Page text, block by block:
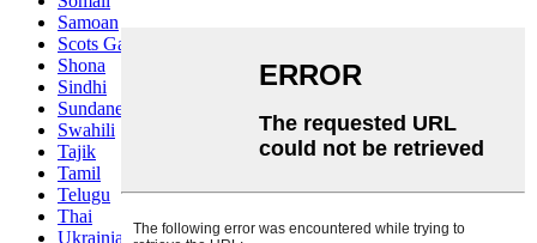
Samoan
Scots Gaelic
Shona
Sindhi
Sundanese
Swahili
Tajik
Tamil
Telugu
Thai
Ukrainian